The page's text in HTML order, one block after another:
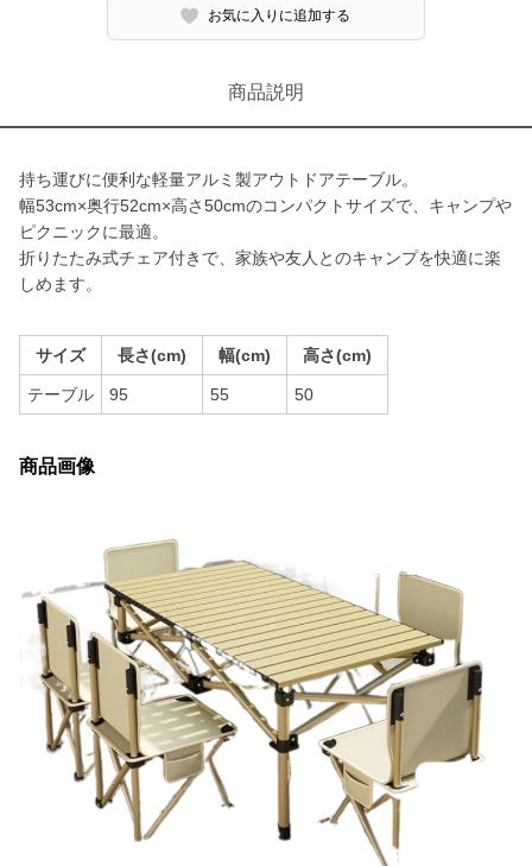
お気に入りに追加する
商品説明
持ち運びに便利な軽量アルミ製アウトドアテーブル。
幅53cm×奥行52cm×高さ50cmのコンパクトサイズで、キャンプや
ピクニックに最適。
折りたたみ式チェア付きで、家族や友人とのキャンプを快適に楽
しめます。
サイズ 長さ(cm) 幅(cm) 高さ(cm)
テーブル 95 55 50
商品画像